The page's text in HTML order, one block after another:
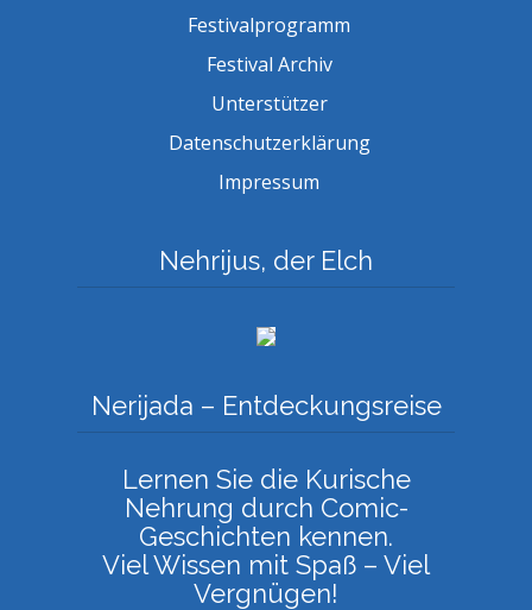
Festivalprogramm
Festival Archiv
Unterstützer
Datenschutzerklärung
Impressum
Nehrijus, der Elch
Nerijada – Entdeckungsreise
Lernen Sie die Kurische
Nehrung durch Comic-
Geschichten kennen.
Viel Wissen mit Spaß – Viel
Vergnügen!